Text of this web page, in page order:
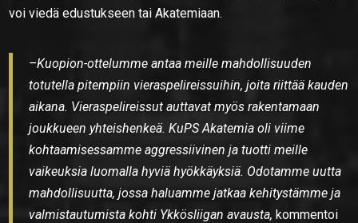
voi viedä edustukseen tai Akatemiaan.
–Kuopion-ottelumme antaa meille mahdollisuuden
totutella pitempiin vieraspelireissuihin, joita riittää kauden
aikana. Vieraspelireissut auttavat myös rakentamaan
joukkueen yhteishenkeä. KuPS Akatemia oli viime
kohtaamisessamme aggressiivinen ja tuotti meille
vaikeuksia luomalla hyviä hyökkäyksiä. Odotamme uutta
mahdollisuutta, jossa haluamme jatkaa kehitystämme ja
valmistautumista kohti Ykkösliigan avausta, kommentoi